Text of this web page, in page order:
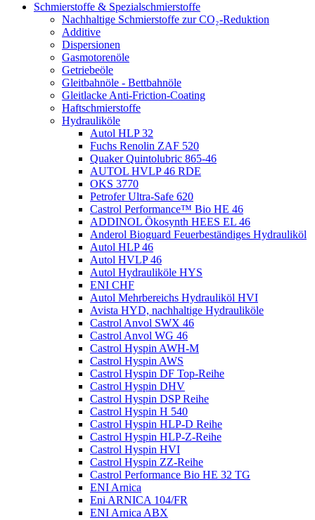
Schmierstoffe & Spezialschmierstoffe
Nachhaltige Schmierstoffe zur CO₂-Reduktion
Additive
Dispersionen
Gasmotorenöle
Getriebeöle
Gleitbahnöle - Bettbahnöle
Gleitlacke Anti-Friction-Coating
Haftschmierstoffe
Hydrauliköle
Autol HLP 32
Fuchs Renolin ZAF 520
Quaker Quintolubric 865-46
AUTOL HVLP 46 RDE
OKS 3770
Petrofer Ultra-Safe 620
Castrol Performance™ Bio HE 46
ADDINOL Ökosynth HEES EL 46
Anderol Bioguard Feuerbeständiges Hydrauliköl
Autol HLP 46
Autol HVLP 46
Autol Hydrauliköle HYS
ENI CHF
Autol Mehrbereichs Hydrauliköl HVI
Avista HYD, nachhaltige Hydrauliköle
Castrol Anvol SWX 46
Castrol Anvol WG 46
Castrol Hyspin AWH-M
Castrol Hyspin AWS
Castrol Hyspin DF Top-Reihe
Castrol Hyspin DHV
Castrol Hyspin DSP Reihe
Castrol Hyspin H 540
Castrol Hyspin HLP-D Reihe
Castrol Hyspin HLP-Z-Reihe
Castrol Hyspin HVI
Castrol Hyspin ZZ-Reihe
Castrol Performance Bio HE 32 TG
ENI Arnica
Eni ARNICA 104/FR
ENI Arnica ABX